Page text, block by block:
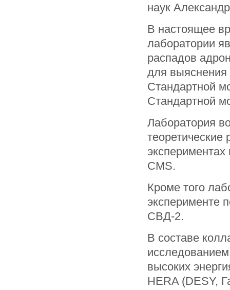
наук
В настоящее
лаборатории
распадов
для выяснения
Стандартной
Стандартной
Лаборатория
теоретические
CMS.
Кроме того
эксперименте
СВД-2.
B составе
высоких
HERA (DESY,